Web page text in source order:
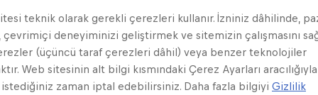
teknik olarak gerekli çerezleri kullanır. İzniniz dâhilinde,
çevrimiçi deneyiminizi geliştirmek ve sitemizin çalışmasını
(üçüncü taraf çerezleri dâhil) veya benzer teknolojiler
Web sitesinin alt bilgi kısmındaki Çerez Ayarları aracılığıyla
istediğiniz zaman iptal edebilirsiniz. Daha fazla bilgiyi Gizlilik